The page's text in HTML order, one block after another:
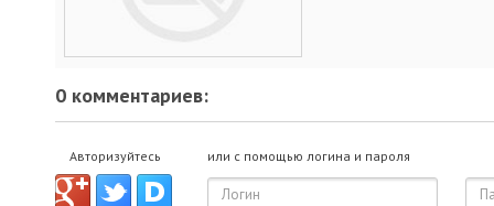
0 комментариев:
Авторизуйтесь или с помощью логина и пароля